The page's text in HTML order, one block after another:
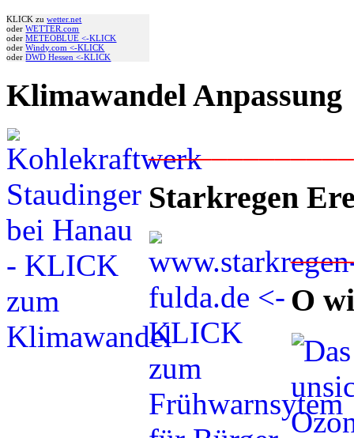
KLICK zuwetter.net
oderWETTER.com
oderMETEOBLUE <-KLICK
oderWindy.com <-KLICK
oderDWD Hessen <-KLICK
Klimawandel Anpassung
Starkregen
O